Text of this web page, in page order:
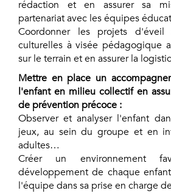
rédaction et en assurer sa
partenariat avec les équipes
Coordonner les projets
culturelles à visée pédagogique
sur le terrain et en assurer la
Mettre en place un
l'enfant en milieu collectif en
de prévention précoce :
Observer et analyser l'enfant
jeux, au sein du groupe et en
adultes…
Créer un environnement
développement de chaque
l'équipe dans sa prise en charge